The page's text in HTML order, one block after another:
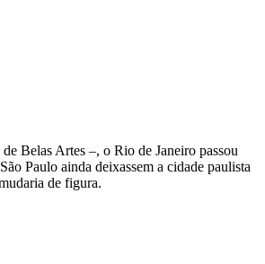
Belas Artes –, o Rio de Janeiro passou
Paulo ainda deixassem a cidade paulista
de figura.